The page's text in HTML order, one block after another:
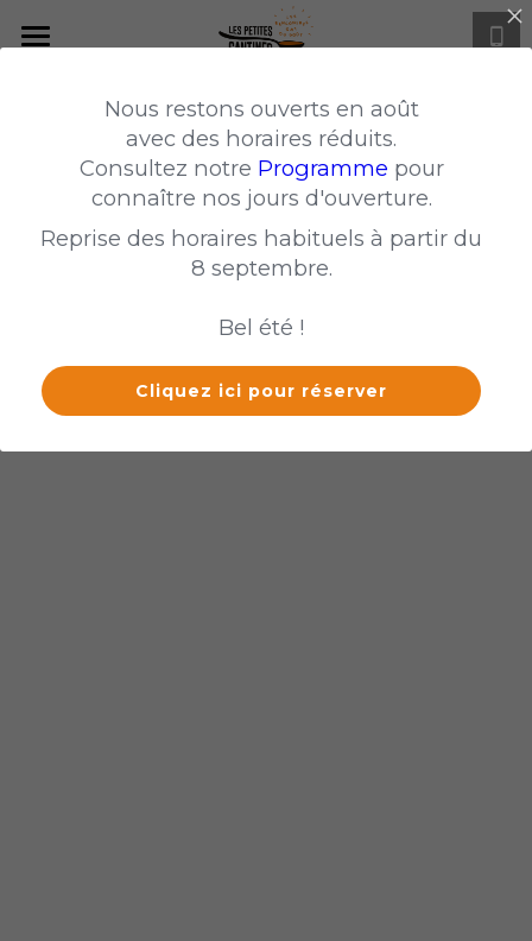
Notre équipe
Menu
Programme
Ils nous soutiennent
Nous restons ouverts en août
avec des horaires réduits.
Consultez notre Programme pour
connaître nos jours d'ouverture.
Reprise des horaires habituels à partir du
8 septembre.
Bel été !
Cliquez ici pour réserver